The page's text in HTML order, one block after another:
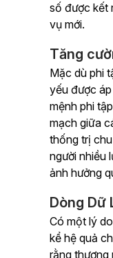
số được kết
vụ mới.
Tăng
Mặc dù phi
yếu được
mệnh phi
mạch giữa
thống trị
người nhiều
ảnh hưởng
Dòng Dữ
Có một lý
kể hệ quả
rằng thương